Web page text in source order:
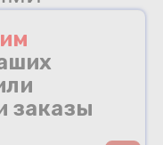
заказы